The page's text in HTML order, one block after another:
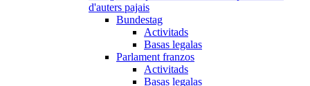
d'auters pajais
Bundestag
Activitads
Basas legalas
Parlament franzos
Activitads
Basas legalas